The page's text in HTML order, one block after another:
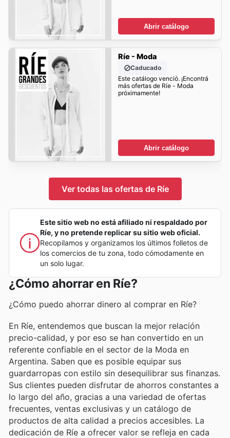
Abrir catálogo
Ríe - Moda
Caducado
Este catálogo venció. ¡Encontrá
más ofertas de Ríe - Moda
próximamente!
Abrir catálogo
Ver todas las ofertas de Ríe
Este sitio web no está afiliado ni respaldado por
Ríe, y no pretende replicar su sitio web oficial.
Recopilamos y organizamos los últimos folletos de
los comercios de tu zona, todo cómodamente en
un solo lugar.
¿Cómo ahorrar en Ríe?
¿Cómo puedo ahorrar dinero al comprar en Ríe?
En Ríe, entendemos que buscan la mejor relación
precio-calidad, y por eso se han convertido en un
referente confiable en el sector de la Moda en
Argentina. Saben que es posible equipar sus
guardarropas con estilo sin desequilibrar sus finanzas.
Sus clientes pueden disfrutar de ahorros constantes a
lo largo del año, gracias a una variedad de ofertas
frecuentes, ventas exclusivas y un catálogo de
productos de alta calidad a precios accesibles. La
dedicación de Ríe a ofrecer valor se refleja en cada